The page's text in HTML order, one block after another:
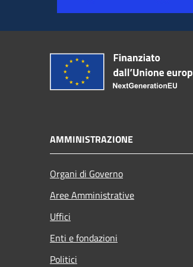
AMMINISTRAZIONE
Organi di Governo
Aree Amministrative
Uffici
Enti e fondazioni
Politici